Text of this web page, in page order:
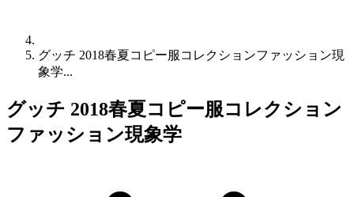
グッチ 2018春夏コピー服コレクションファッション現
象学...
グッチ 2018春夏コピー服コレクション
ファッション現象学